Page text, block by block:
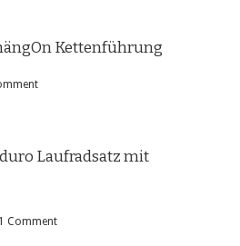
Kettenführung
Laufradsatz mit
1 Comment